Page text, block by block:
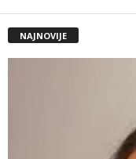
NAJNOVIJE